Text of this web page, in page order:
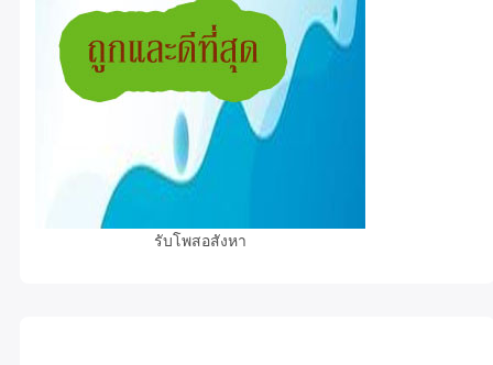
รับโพสอสังหา